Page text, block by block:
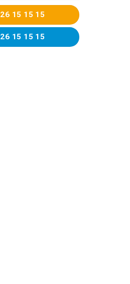
15 15 15
15 15 15